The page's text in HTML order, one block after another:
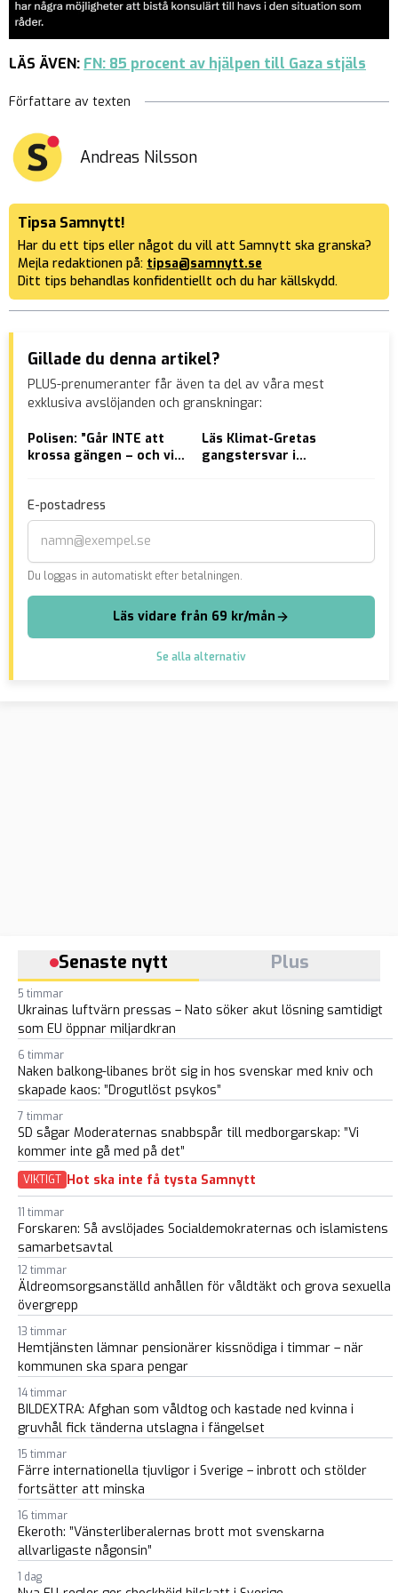
LÄS ÄVEN: FN: 85 procent av hjälpen till Gaza stjäls
Författare av texten
Andreas Nilsson
Tipsa Samnytt!
Har du ett tips eller något du vill att Samnytt ska granska?
Mejla redaktionen på: tipsa@samnytt.se
Ditt tips behandlas konfidentiellt och du har källskydd.
Gillade du denna artikel?
PLUS-prenumeranter får även ta del av våra mest
exklusiva avslöjanden och granskningar:
Polisen: ”Går INTE att
krossa gängen – och vi
Läs Klimat-Gretas
gangstersvar i
E-postadress
Du loggas in automatiskt efter betalningen.
Läs vidare från 69 kr/mån
Se alla alternativ
Senaste nytt Plus
5 timmar
Ukrainas luftvärn pressas – Nato söker akut lösning samtidigt
som EU öppnar miljardkran
6 timmar
Naken balkong-libanes bröt sig in hos svenskar med kniv och
skapade kaos: ”Drogutlöst psykos”
7 timmar
SD sågar Moderaternas snabbspår till medborgarskap: ”Vi
kommer inte gå med på det”
VIKTIGT Hot ska inte få tysta Samnytt
11 timmar
Forskaren: Så avslöjades Socialdemokraternas och islamistens
samarbetsavtal
12 timmar
Äldreomsorgsanställd anhållen för våldtäkt och grova sexuella
övergrepp
13 timmar
Hemtjänsten lämnar pensionärer kissnödiga i timmar – när
kommunen ska spara pengar
14 timmar
BILDEXTRA: Afghan som våldtog och kastade ned kvinna i
gruvhål fick tänderna utslagna i fängelset
15 timmar
Färre internationella tjuvligor i Sverige – inbrott och stölder
fortsätter att minska
16 timmar
Ekeroth: ”Vänsterliberalernas brott mot svenskarna
allvarligaste någonsin”
1 dag